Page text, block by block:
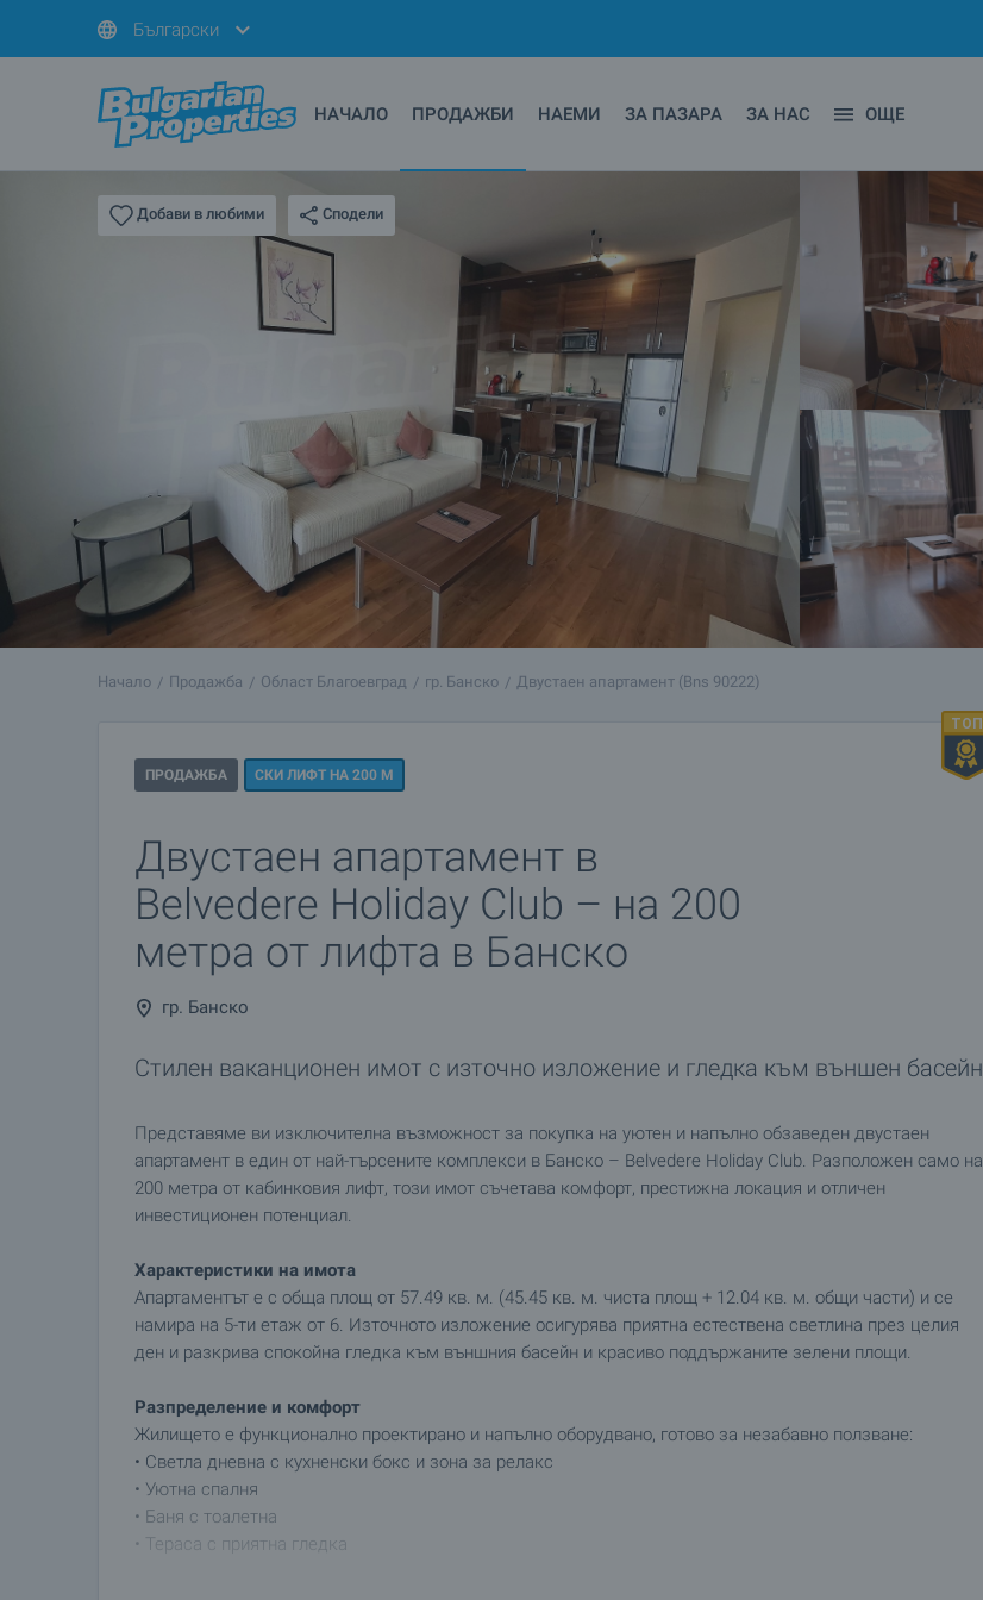
Български
НАЧАЛО ПРОДАЖБИ НАЕМИ ЗА ПАЗАРА ЗА НАС ОЩЕ
Добави в любими Сподели
Начало Продажба Област Благоевград гр. Банско Двустаен апартамент (Bns 90222)
ПРОДАЖБА СКИ ЛИФТ НА 200 М
Двустаен апартамент в
Belvedere Holiday Club – на 200
метра от лифта в Банско
гр. Банско
Стилен ваканционен имот с източно изложение и гледка към външен басейн
Представяме ви изключителна възможност за покупка на уютен и напълно обзаведен двустаен
апартамент в един от най-търсените комплекси в Банско – Belvedere Holiday Club. Разположен само на
200 метра от кабинковия лифт, този имот съчетава комфорт, престижна локация и отличен
инвестиционен потенциал.
Характеристики на имота
Апартаментът е с обща площ от 57.49 кв. м. (45.45 кв. м. чиста площ + 12.04 кв. м. общи части) и се
намира на 5-ти етаж от 6. Източното изложение осигурява приятна естествена светлина през целия
ден и разкрива спокойна гледка към външния басейн и красиво поддържаните зелени площи.
Разпределение и комфорт
Жилището е функционално проектирано и напълно оборудвано, готово за незабавно ползване:
• Светла дневна с кухненски бокс и зона за релакс
• Уютна спалня
• Баня с тоалетна
• Тераса с приятна гледка